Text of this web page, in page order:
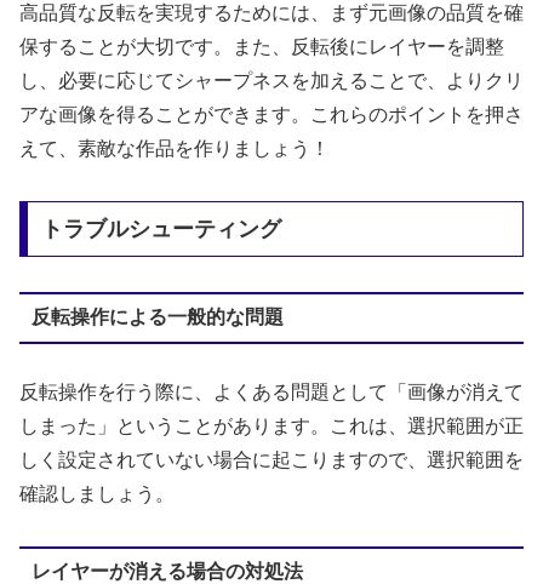
高品質な反転を実現するためには、まず元画像の品質を確
保することが大切です。また、反転後にレイヤーを調整
し、必要に応じてシャープネスを加えることで、よりクリ
アな画像を得ることができます。これらのポイントを押さ
えて、素敵な作品を作りましょう！
トラブルシューティング
反転操作による一般的な問題
反転操作を行う際に、よくある問題として「画像が消えて
しまった」ということがあります。これは、選択範囲が正
しく設定されていない場合に起こりますので、選択範囲を
確認しましょう。
レイヤーが消える場合の対処法